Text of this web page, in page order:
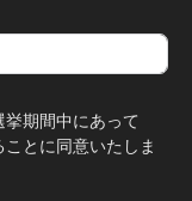
期間中にあって
とに同意いたしま